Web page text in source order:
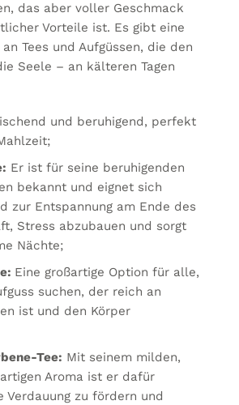
das aber voller Geschmack
Vorteile ist. Es gibt eine
Tees und Aufgüssen, die den
Seele – an kälteren Tagen
und beruhigend, perfekt
Er ist für seine beruhigenden
bekannt und eignet sich
zur Entspannung am Ende des
Stress abzubauen und sorgt
Nächte;
Eine großartige Option für alle,
suchen, der reich an
ist und den Körper
Tee: Mit seinem milden,
Aroma ist er dafür
Verdauung zu fördern und